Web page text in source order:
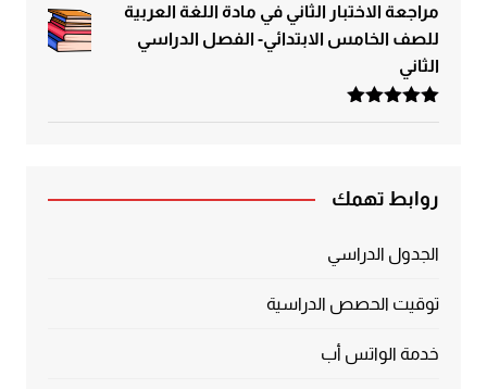
مراجعة الاختبار الثاني في مادة اللغة العربية
للصف الخامس الابتدائي- الفصل الدراسي
الثاني
تم التقييم
روابط تهمك
الجدول الدراسي
توقيت الحصص الدراسية
خدمة الواتس أب